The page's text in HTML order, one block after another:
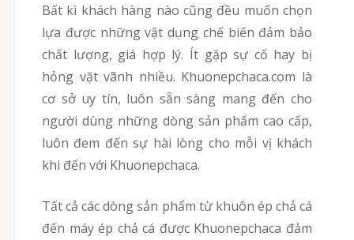
Bất kì khách hàng nào cũng đều muốn chọn
lựa được những vật dụng chế biến đảm bảo
chất lượng, giá hợp lý. Ít gặp sự cố hay bị
hỏng vặt vãnh nhiều. Khuonepchaca.com là
cơ sở uy tín, luôn sẵn sàng mang đến cho
người dùng những dòng sản phẩm cao cấp,
luôn đem đến sự hài lòng cho mỗi vị khách
khi đến với Khuonepchaca.
Tất cả các dòng sản phẩm từ khuôn ép chả cá
đến máy ép chả cá được Khuonepchaca đảm